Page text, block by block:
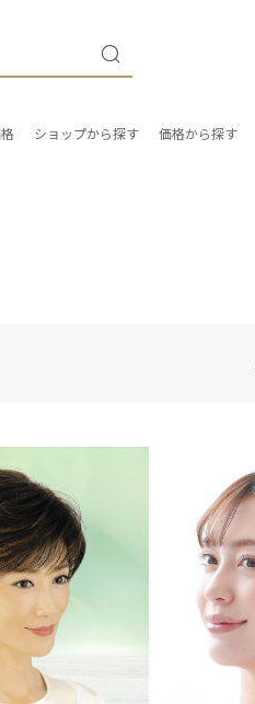
ショップから探す 価格から探す